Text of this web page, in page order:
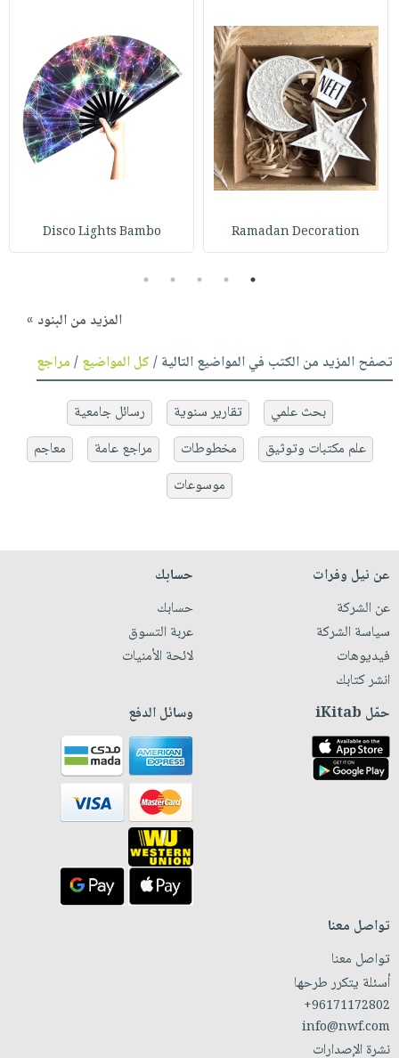
Ramadan Decoration
Disco Lights Bambo
1
2
3
4
5
المزيد من البنود »
تصفح المزيد من الكتب في المواضيع التالية /كل المواضيع/مراجع
بحث علمي تقارير سنوية
رسائل جامعية
علم مكتبات وتوثيق
مخطوطات مراجع عامة
معاجم
موسوعات
عن نيل وفرات
عن الشركة
سياسة الشركة
فيديوهات
انشر كتابك
حسابك
حسابك
عربة التسوق
لائحة الأمنيات
حمّل iKitab وسائل الدفع
تواصل معنا
تواصل معنا
أسئلة يتكرر طرحها
+96171172802
info@nwf.com
نشرة الإصدارات